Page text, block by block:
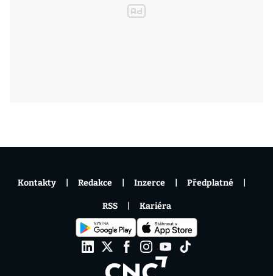
Kontakty Redakce Inzerce Předplatné
RSS Kariéra